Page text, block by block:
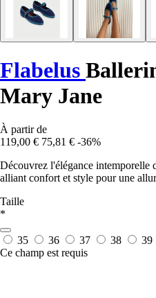
Flabelus
Mary Jane
À partir de
119,00 € 75,81 € -36%
Découvrez l'élégance intemporelle
alliant confort et style pour une
Taille
*
35 36 37 38 39
Ce champ est requis